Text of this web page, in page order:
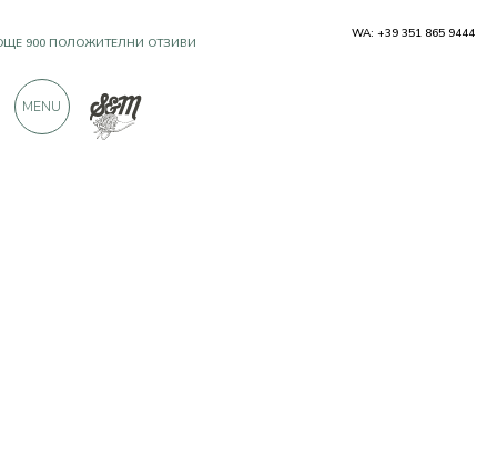
900 ПОЛОЖИТЕЛНИ ОТЗИВИ WA: +39 351 865 9444
MENU